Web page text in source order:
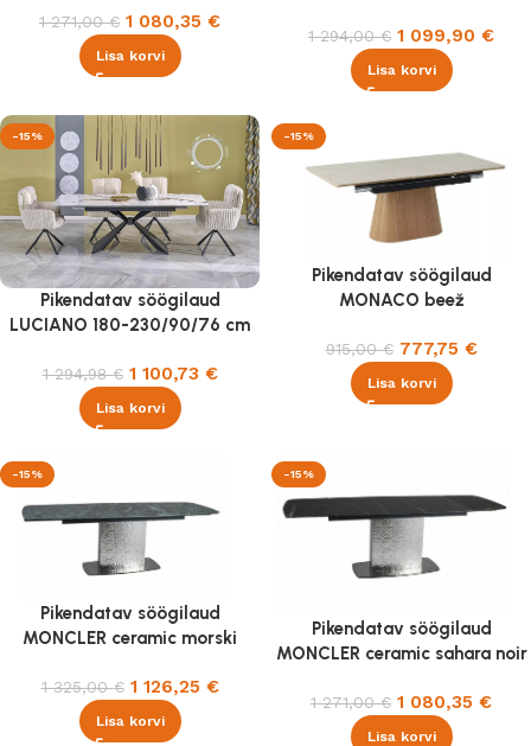
1 271,00€ 1 080,35 €
Lisa korvi
1 294,00€ 1 099,90 €
Lisa korvi
-15%
Pikendatav söögilaud
LUCIANO 180-230/90/76 cm
1 294,98€ 1 100,73 €
Lisa korvi
-15%
Pikendatav söögilaud
MONACO beež
cm
915,00€ 777,75 €
Lisa korvi
-15%
Pikendatav söögilaud
MONCLER ceramic morski
1 325,00€ 1 126,25 €
Lisa korvi
-15%
Pikendatav söögilaud
MONCLER ceramic sahara noir
1 271,00€ 1 080,35 €
Lisa korvi